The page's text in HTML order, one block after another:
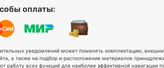
оплаты:
уведомлений может поменять комплектацию,
а также на подбор и расположение материалов
работу всех функций для наиболее эффективной